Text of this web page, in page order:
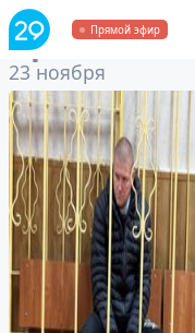
Прямой эфир
Архивза
23 ноября